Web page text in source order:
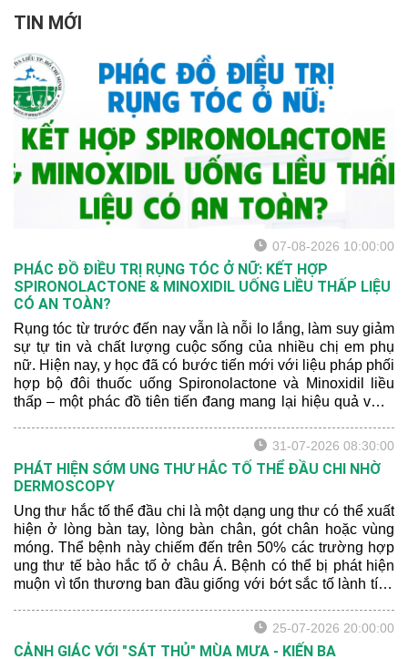
TIN MỚI
07-08-2026 10:00:00
PHÁC ĐỒ ĐIỀU TRỊ RỤNG TÓC Ở NỮ: KẾT HỢP
SPIRONOLACTONE & MINOXIDIL UỐNG LIỀU THẤP LIỆU
CÓ AN TOÀN?
Rụng tóc từ trước đến nay vẫn là nỗi lo lắng, làm suy giảm
sự tự tin và chất lượng cuộc sống của nhiều chị em phụ
nữ. Hiện nay, y học đã có bước tiến mới với liệu pháp phối
hợp bộ đôi thuốc uống Spironolactone và Minoxidil liều
thấp – một phác đồ tiên tiến đang mang lại hiệu quả vượt
31-07-2026 08:30:00
PHÁT HIỆN SỚM UNG THƯ HẮC TỐ THỂ ĐẦU CHI NHỜ
DERMOSCOPY
Ung thư hắc tố thể đầu chi là một dạng ung thư có thể xuất
hiện ở lòng bàn tay, lòng bàn chân, gót chân hoặc vùng
móng. Thể bệnh này chiếm đến trên 50% các trường hợp
ung thư tế bào hắc tố ở châu Á. Bệnh có thể bị phát hiện
muộn vì tổn thương ban đầu giống với bớt sắc tố lành tính
25-07-2026 20:00:00
CẢNH GIÁC VỚI "SÁT THỦ" MÙA MƯA - KIẾN BA